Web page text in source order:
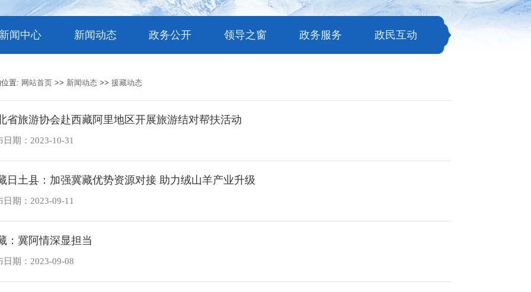
闻中心 新闻动态 政务公开 领导之窗 政务服务 政民互动
置: 网站首页 >> 新闻动态 >>援藏动态
省旅游协会赴西藏阿里地区开展旅游结对帮扶活动
日期：2023-10-31
日土县：加强冀藏优势资源对接 助力绒山羊产业升级
日期：2023-09-11
：冀阿情深显担当
日期：2023-09-08